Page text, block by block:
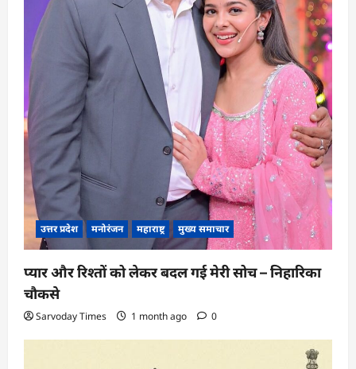
उत्तर प्रदेश मनोरंजन महाराष्ट्र मुख्य समाचार
प्यार और रिश्तों को लेकर बदल गई मेरी सोच – निहारिका
चौकसे
Sarvoday Times 1 month ago 0